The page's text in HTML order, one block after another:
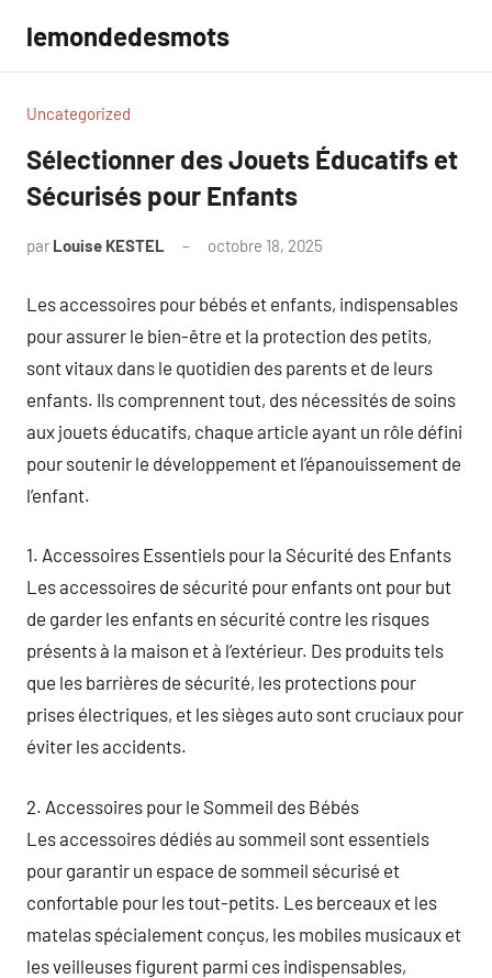
contenu
lemondedesmots
Uncategorized
Sélectionner des Jouets Éducatifs et
Sécurisés pour Enfants
par Louise KESTEL octobre 18, 2025
Les accessoires pour bébés et enfants, indispensables
pour assurer le bien-être et la protection des petits,
sont vitaux dans le quotidien des parents et de leurs
enfants. Ils comprennent tout, des nécessités de soins
aux jouets éducatifs, chaque article ayant un rôle défini
pour soutenir le développement et l’épanouissement de
l’enfant.
1. Accessoires Essentiels pour la Sécurité des Enfants
Les accessoires de sécurité pour enfants ont pour but
de garder les enfants en sécurité contre les risques
présents à la maison et à l’extérieur. Des produits tels
que les barrières de sécurité, les protections pour
prises électriques, et les sièges auto sont cruciaux pour
éviter les accidents.
2. Accessoires pour le Sommeil des Bébés
Les accessoires dédiés au sommeil sont essentiels
pour garantir un espace de sommeil sécurisé et
confortable pour les tout-petits. Les berceaux et les
matelas spécialement conçus, les mobiles musicaux et
les veilleuses figurent parmi ces indispensables,